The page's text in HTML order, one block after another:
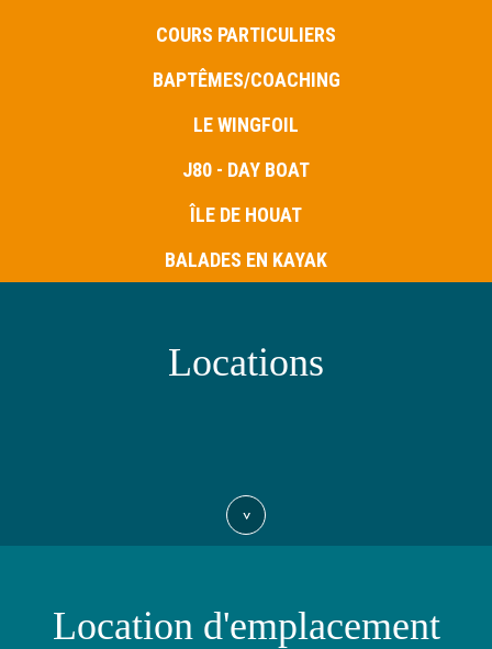
COURS PARTICULIERS
BAPTÊMES/COACHING
LE WINGFOIL
J80 - DAY BOAT
ÎLE DE HOUAT
BALADES EN KAYAK
Locations
>
Location d'emplacement